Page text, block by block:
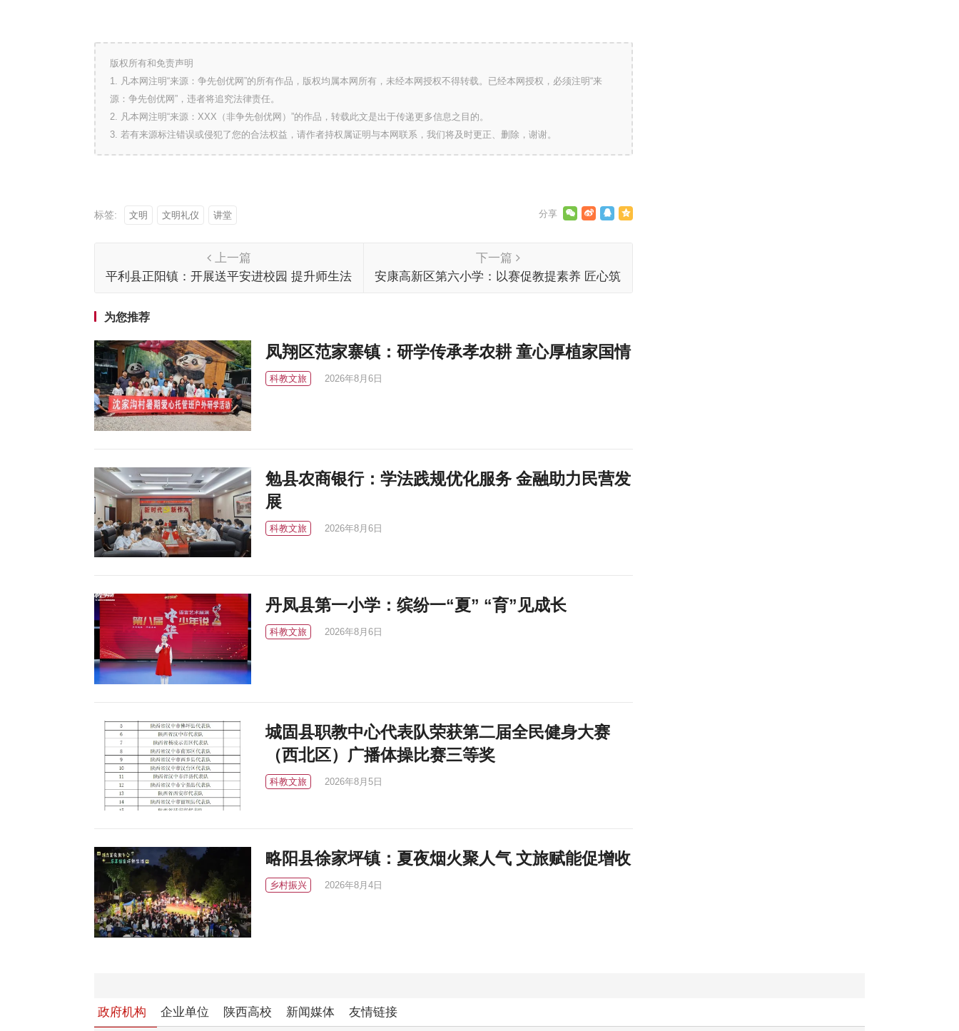
版权所有和免责声明
1. 凡本网注明“来源：争先创优网”的所有作品，版权均属本网所有，未经本网授权不得转载。已经本网授权，必须注明“来
源：争先创优网”，违者将追究法律责任。
2. 凡本网注明“来源：XXX（非争先创优网）”的作品，转载此文是出于传递更多信息之目的。
3. 若有来源标注错误或侵犯了您的合法权益，请作者持权属证明与本网联系，我们将及时更正、删除，谢谢。
标签: 文明 文明礼仪 讲堂
上一篇
平利县正阳镇：开展送平安进校园 提升师生法
下一篇
安康高新区第六小学：以赛促教提素养 匠心筑
为您推荐
凤翔区范家寨镇：研学传承孝农耕 童心厚植家国情
科教文旅 2026年8月6日
勉县农商银行：学法践规优化服务 金融助力民营发
展
科教文旅 2026年8月6日
丹凤县第一小学：缤纷一“夏” “育”见成长
科教文旅 2026年8月6日
城固县职教中心代表队荣获第二届全民健身大赛
（西北区）广播体操比赛三等奖
科教文旅 2026年8月5日
略阳县徐家坪镇：夏夜烟火聚人气 文旅赋能促增收
乡村振兴 2026年8月4日
政府机构 企业单位 陕西高校 新闻媒体 友情链接